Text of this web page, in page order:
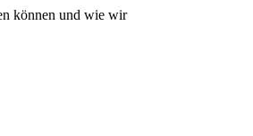
können und wie wir